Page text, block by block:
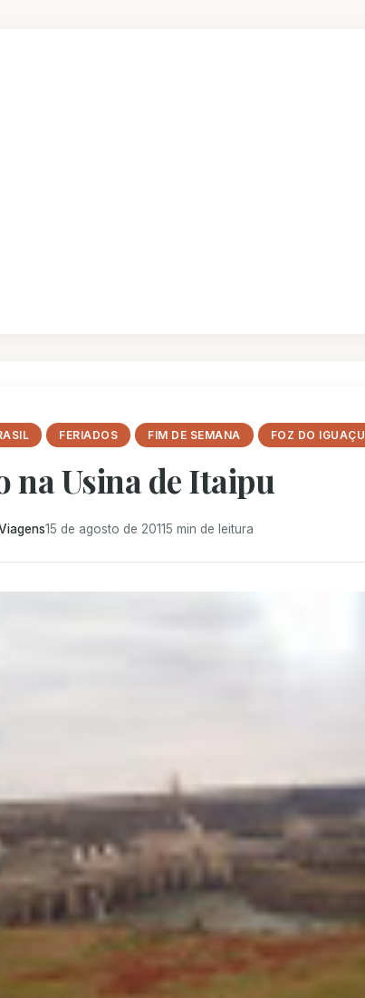
FERIADOS FIM DE SEMANA FOZ DO IGUAÇU
na Usina de Itaipu
15 de agosto de 20115 min de leitura